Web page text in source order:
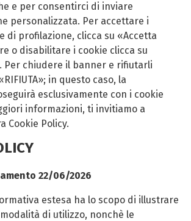
e per consentirci di inviare
personalizzata. Per accettare i
di profilazione, clicca su «Accetta
o disabilitare i cookie clicca su
Per chiudere il banner e rifiutarli
in questo caso, la
esclusivamente con i cookie
informazioni, ti invitiamo a
Cookie Policy.
22/06/2026
estesa ha lo scopo di illustrare
di utilizzo, nonchè le